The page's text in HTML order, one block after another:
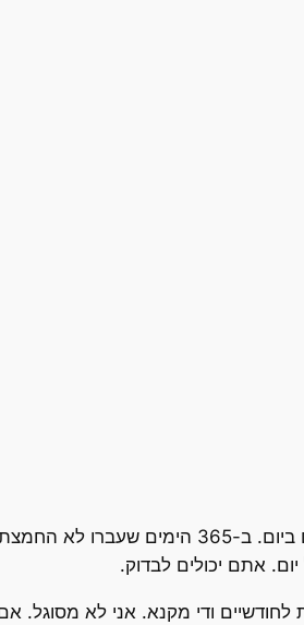
יום אחד.
אתם יכולים לבדוק.
ודי מקנא. אני לא מסוגל.